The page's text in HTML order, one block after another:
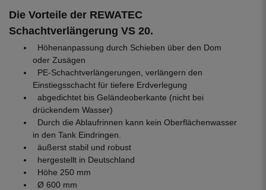
Die Vorteile der REWATEC
Schachtverlängerung VS 20.
Höhenanpassung durch Schieben über den Dom
oder Zusägen
PE-Schachtverlängerungen, verlängern den
Einstiegsschacht für tiefere Erdverlegung
abgedichtet bis Geländeoberkante (nicht bei
drückendem Wasser)
Durch die Ablaufrinnen kann kein Oberflächenwasser
in den Tank Eindringen.
äußerst stabil und robust
hergestellt in Deutschland
Höhe 250 mm
Ø 600 mm